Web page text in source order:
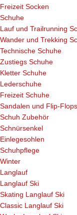
Freizeit Socken
Schuhe
Lauf und Trailrunning
Wander und Trekking
Technische Schuhe
Zustiegs Schuhe
Kletter Schuhe
Lederschuhe
Freizeit Schuhe
Sandalen und Flip-Flops
Schuh Zubehör
Schnürsenkel
Einlegesohlen
Schuhpflege
Winter
Langlauf
Langlauf Ski
Skating Langlauf Ski
Classic Langlauf Ski